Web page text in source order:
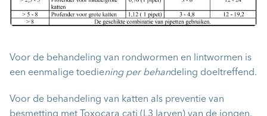
Voor de behandeling van rondwormen en lintwormen is
een eenmalige toediening per behandeling doeltreffend.
Voor de behandeling van katten als preventie van